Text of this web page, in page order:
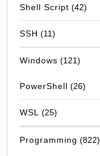
Shell Script (42)
SSH (11)
Windows (121)
PowerShell (26)
WSL (25)
Programming (822)